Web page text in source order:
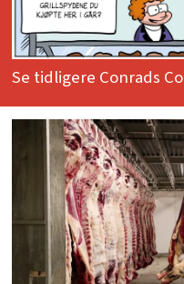
Se tidligere Conrads